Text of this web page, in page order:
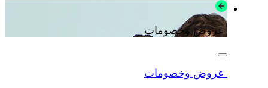
عروض وخصومات
عروض وخصومات